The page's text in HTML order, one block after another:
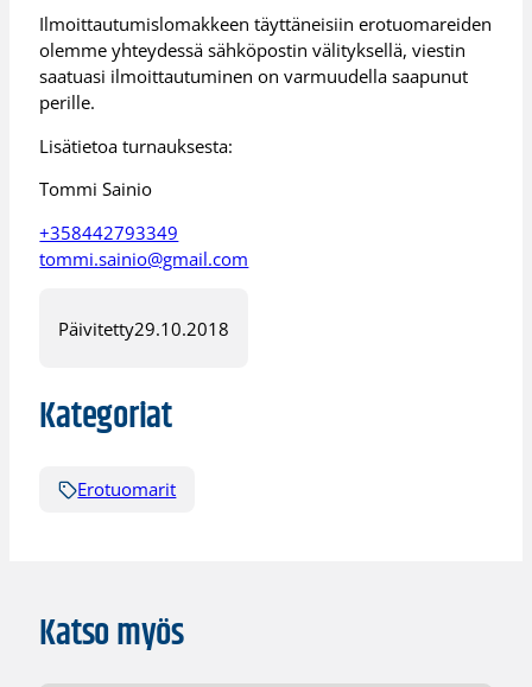
Ilmoittautumislomakkeen täyttäneisiin erotuomareiden
olemme yhteydessä sähköpostin välityksellä, viestin
saatuasi ilmoittautuminen on varmuudella saapunut
perille.
Lisätietoa turnauksesta:
Tommi Sainio
+358442793349
tommi.sainio@gmail.com
Päivitetty29.10.2018
Kategoriat
Erotuomarit
Katso myös